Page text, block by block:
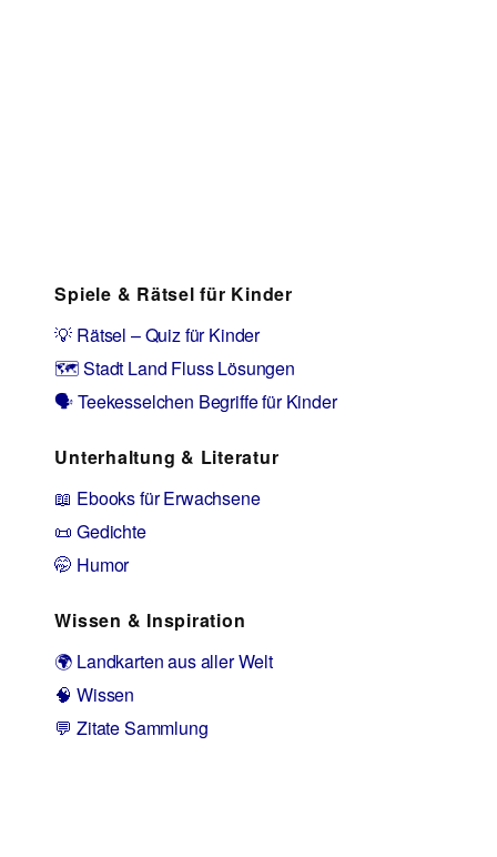
Spiele & Rätsel für Kinder
💡 Rätsel – Quiz für Kinder
🗺️ Stadt Land Fluss Lösungen
🗣️ Teekesselchen Begriffe für Kinder
Unterhaltung & Literatur
📖 Ebooks für Erwachsene
📜 Gedichte
🤭 Humor
Wissen & Inspiration
🌍 Landkarten aus aller Welt
🧠 Wissen
💬 Zitate Sammlung